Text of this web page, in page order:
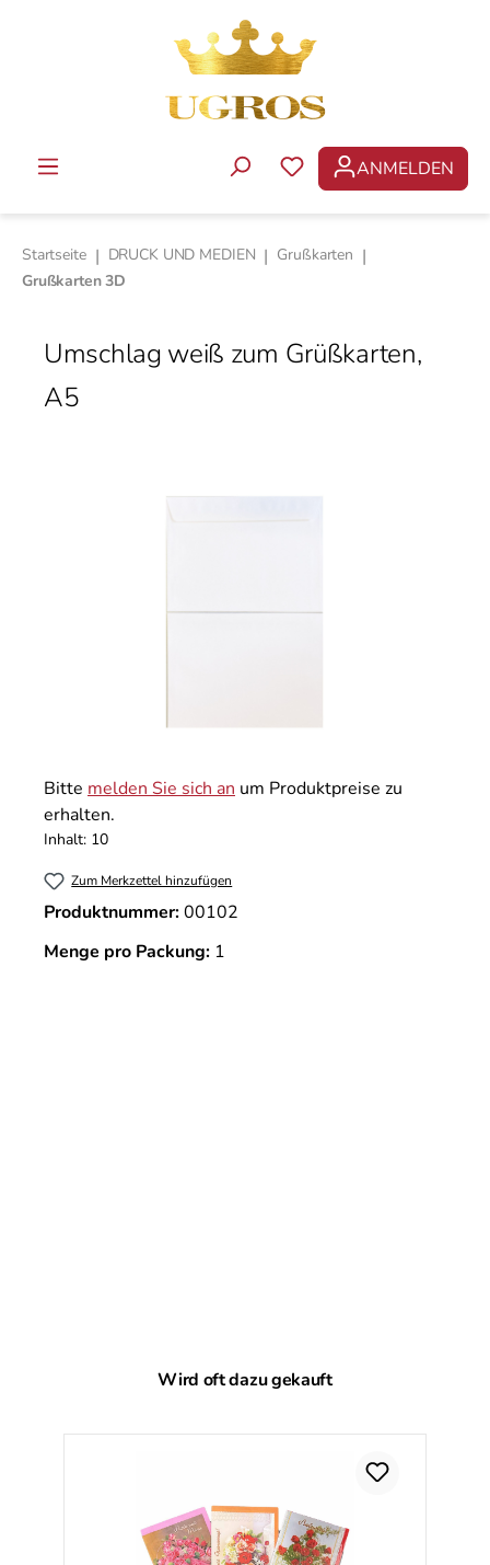
DU HAST 0
ANMELDEN
Startseite | DRUCK UND MEDIEN | Grußkarten |
Grußkarten 3D
Umschlag weiß zum Grüßkarten,
А5
Bitte melden Sie sich an um Produktpreise zu
erhalten.
Inhalt: 10
Zum Merkzettel hinzufügen
Produktnummer:00102
Menge pro Packung: 1
Produktgalerie überspringen
Wird oft dazu gekauft